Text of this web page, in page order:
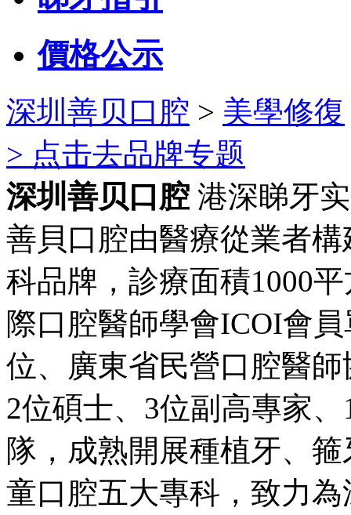
價格公示
深圳善贝口腔 > 美學修復
> 点击去品牌专题
深圳善贝口腔 港深睇牙
善貝口腔由醫療從業者
科品牌，診療面積1000
際口腔醫師學會ICOI會
位、廣東省民營口腔醫
2位碩士、3位副高專家
隊，成熟開展種植牙、
童口腔五大專科，致力